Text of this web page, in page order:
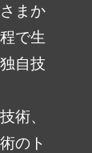
まか
で生
自技
術、
のト